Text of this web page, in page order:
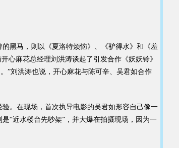
黑马，则以《夏洛特烦恼》、《驴得水》和《羞
心麻花总经理刘洪涛谈起了引发合作《妖妖铃》
”刘洪涛也说，开心麻花与陈可辛、吴君如合作
。在现场，首次执导电影的吴君如形容自己像一
“近水楼台先吵架”，并大爆在拍摄现场，因为一